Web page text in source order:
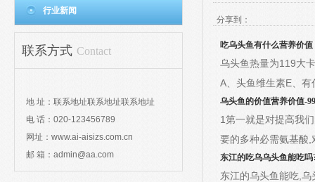
行业新闻
联系方式 Contact
地 址：联系地址联系地址联系地址
电 话：020-123456789
网址：www.ai-aisizs.com.cn
邮 箱：admin@aa.com
分享到：
吃乌头鱼有什么营养价值
乌头鱼热量为119大
A、头鱼维生素E、有
乌头鱼的价值营养价值-
1第一就是对提高我
要的多种必需氨基酸
东江的吃乌乌头鱼能吃吗
东江的乌头鱼能吃,